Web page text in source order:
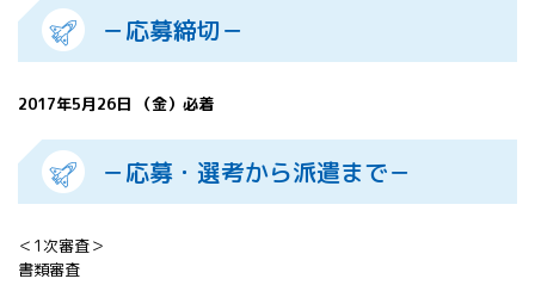
－応募締切－
2017年5月26日 （金）必着
－応募・選考から派遣まで－
＜1次審査＞
書類審査